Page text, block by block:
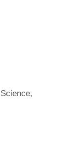
Science,